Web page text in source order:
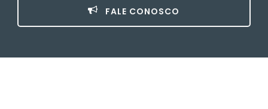
FALE CONOSCO